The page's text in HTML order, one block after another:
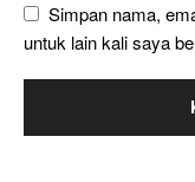
Simpan nama,
untuk lain kali saya